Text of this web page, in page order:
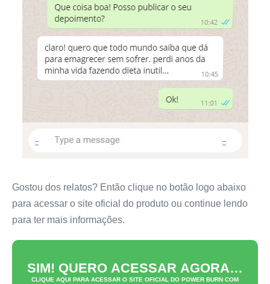
Gostou dos relatos? Então clique no botão logo abaixo
para acessar o site oficial do produto ou continue lendo
para ter mais informações.
SIM! QUERO ACESSAR AGORA…
CLIQUE AQUI PARA ACESSAR O SITE OFICIAL DO POWER BURN COM